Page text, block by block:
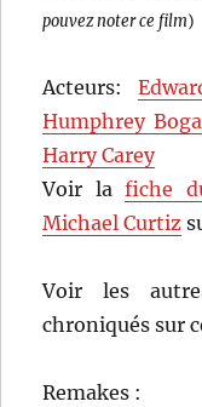
pouvez noter ce film)
Acteurs:
Humphrey
Harry Carey
Voir lafiche
Michael Curtiz
Voir les
chroniqués sur
Remakes :